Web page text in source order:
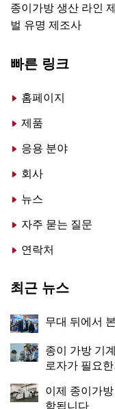
종이가방 생산 라인
벌 유명 제조사
빠른 링크
홈페이지
제품
응용 분야
회사
뉴스
자주 묻는 질문
연락처
최근 뉴스
무대 뒤에서
종이 가방 기
로자가 필요
이제 종이가
함됩니다